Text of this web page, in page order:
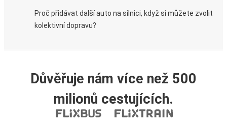
Proč přidávat další auto na silnici, když si můžete zvolit
kolektivní dopravu?
Důvěřuje nám více než 500
milionů cestujících.